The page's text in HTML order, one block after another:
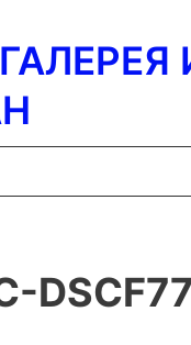
ИЦиГ СО РАН